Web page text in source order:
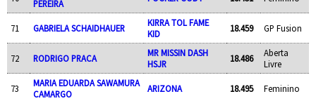
PEREIRA
71 GABRIELA SCHAIDHAUER
KIRRA TOL FAME
KID
18.459 GP Fusion
72 RODRIGO PRACA
MR MISSIN DASH
HSJR
18.486
Aberta
Livre
73
MARIA EDUARDA SAWAMURA
CAMARGO
ARIZONA 18.495 Feminino